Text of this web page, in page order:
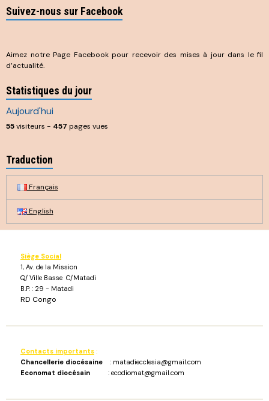
Suivez-nous sur Facebook
Aimez notre Page Facebook pour recevoir des mises à jour dans le fil
d’actualité.
Statistiques du jour
Aujourd'hui
55visiteurs - 457 pages vues
Traduction
Français
English
Siège Social
1, Av. de la Mission
Q/ Ville Basse C/Matadi
B.P. : 29 - Matadi
RD Congo
Contacts importants :
Chancellerie diocésaine : matadiecclesia@gmail.com
Economat diocésain : ecodiomat@gmail.com